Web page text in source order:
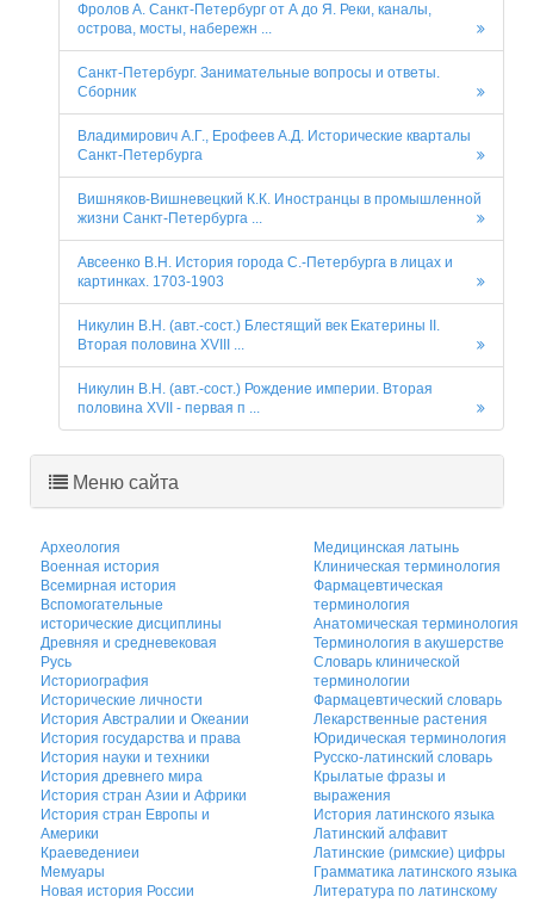
Фролов А. Санкт-Петербург от А до Я. Реки, каналы,
острова, мосты, набережн ...
Санкт-Петербург. Занимательные вопросы и ответы.
Сборник
Владимирович А.Г., Ерофеев А.Д. Исторические кварталы
Санкт-Петербурга
Вишняков-Вишневецкий К.К. Иностранцы в промышленной
жизни Санкт-Петербурга ...
Авсеенко В.Н. История города С.-Петербурга в лицах и
картинках. 1703-1903
Никулин В.Н. (авт.-сост.) Блестящий век Екатерины II.
Вторая половина XVIII ...
Никулин В.Н. (авт.-сост.) Рождение империи. Вторая
половина XVII - первая п ...
Меню сайта
Археология
Военная история
Всемирная история
Вспомогательные
исторические дисциплины
Древняя и средневековая
Русь
Историография
Исторические личности
История Австралии и Океании
История государства и права
История науки и техники
История древнего мира
История стран Азии и Африки
История стран Европы и
Америки
Краеведениеи
Мемуары
Новая история России
Медицинская латынь
Клиническая терминология
Фармацевтическая
терминология
Анатомическая терминология
Терминология в акушерстве
Словарь клинической
терминологии
Фармацевтический словарь
Лекарственные растения
Юридическая терминология
Русско-латинский словарь
Крылатые фразы и
выражения
История латинского языка
Латинский алфавит
Латинские (римские) цифры
Грамматика латинского языка
Литература по латинскому